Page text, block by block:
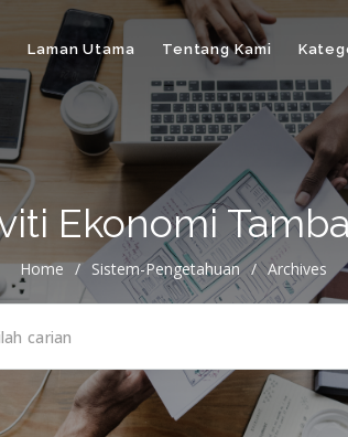
Laman Utama Tentang Kami
Ekonomi
Home / Sistem-Pengetahuan / Archives